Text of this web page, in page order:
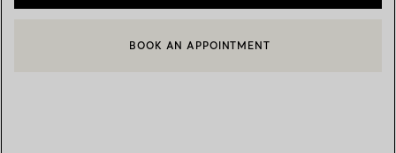
EINEN KUNDENBERATER KONTAKTIEREN ODER EINEN
BOOK AN APPOINTMENT